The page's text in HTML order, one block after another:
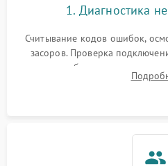
циркуляционным насосом
1. Диагностика
Считывание кодов ошибок,
засоров. Проверка
жалоб на отсутствие
разбрызгивателей или